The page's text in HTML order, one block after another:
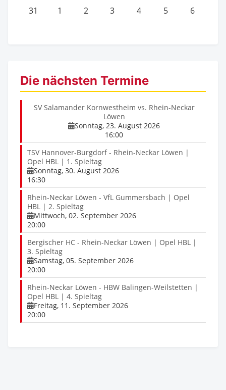
31 1 2 3 4 5 6
Die nächsten Termine
SV Salamander Kornwestheim vs. Rhein-Neckar
Löwen
Sonntag, 23. August 2026
16:00
TSV Hannover-Burgdorf - Rhein-Neckar Löwen |
Opel HBL | 1. Spieltag
Sonntag, 30. August 2026
16:30
Rhein-Neckar Löwen - VfL Gummersbach | Opel
HBL | 2. Spieltag
Mittwoch, 02. September 2026
20:00
Bergischer HC - Rhein-Neckar Löwen | Opel HBL |
3. Spieltag
Samstag, 05. September 2026
20:00
Rhein-Neckar Löwen - HBW Balingen-Weilstetten |
Opel HBL | 4. Spieltag
Freitag, 11. September 2026
20:00